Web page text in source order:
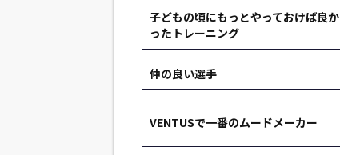
子どもの頃にもっとやっておけば良か
ったトレーニング
仲の良い選手
VENTUSで一番のムードメーカー